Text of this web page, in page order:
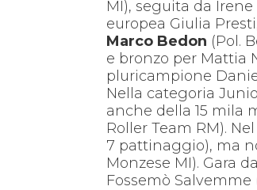
MI), seguita da
europea Giulia
Marco Bedon (Pol.
e bronzo per Mattia
pluricampione
Nella categoria
anche della 15 mila
Roller Team RM).
7 pattinaggio), ma
Monzese MI). Gara
Fossemò Salvemme